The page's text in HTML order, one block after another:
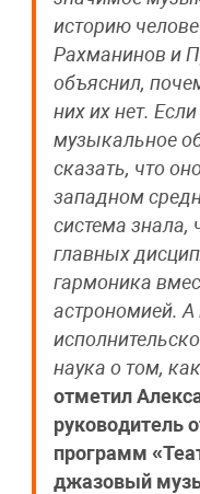
историю
Рахманинов и
объяснил,
них их нет.
музыкальное
сказать, что
западном
система знала,
главных
гармоника
астрономией.
наука о том,
отметил
руководитель
программ
джазовый